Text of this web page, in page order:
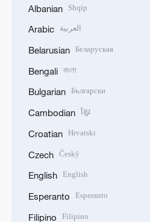
Albanian Shqip
Arabic العربية
Belarusian Беларуская
Bengali বাংলা
Bulgarian Български
Cambodian ខ្មែរ
Croatian Hrvatski
Czech Český
English English
Esperanto Esperanto
Filipino Filipino